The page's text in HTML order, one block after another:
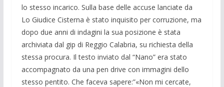
lo stesso incari­co. Sulla base delle accuse lanciate da
Lo Giudice Cisterna è stato inquisito per corruzione, ma
dopo due anni di in­dagini la sua posizione è stata
archiviata dal gip di Reggio Calabria, su richiesta della
stessa procura. Il testo inviato dal “Nano” era stato
accompagnato da una pen drive con immagini dello
stesso pentito. Che faceva sapere:”«Non mi cercate,